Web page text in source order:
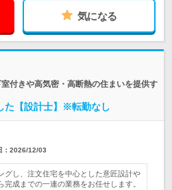
気になる
付きや高気密・高断熱の住まいを提供す
【設計士】※転勤なし
2026/12/03
グし、注文住宅を中心とした意匠設計や
完成までの一連の業務をお任せします。